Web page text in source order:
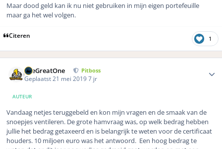
Maar dood geld kan ik nu niet gebruiken in mijn eigen portefeuille
maar ga het wel volgen.
Citeren 1
TheGreatOne Pitboss
Geplaatst 21 mei 20197 jr
AUTEUR
Vandaag netjes teruggebeld en kon mijn vragen en de smaak van de
snoepjes ventileren. De grote hamvraag was, op welk bedrag hebben
jullie het bedrag getaxeerd en is belangrijk te weten voor de certificaat
houders. 10 miljoen euro was het antwoord. Een hoog bedrag te